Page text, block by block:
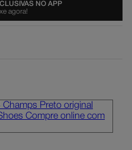
NO APP
agora!